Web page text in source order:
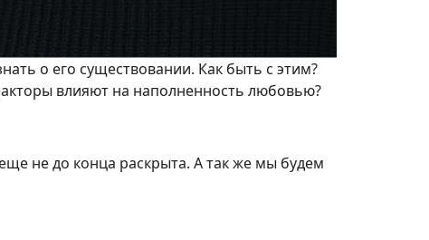
о его существовании. Как быть с этим?
влияют на наполненность любовью?
не до конца раскрыта. А так же мы будем